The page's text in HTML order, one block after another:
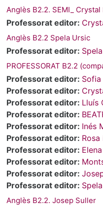
Anglès B2.2. SEMI_
Professorat editor:
Anglès B2.2 Spela Ursic
Professorat editor:
PROFESSORAT B2.2
Professorat editor:
Professorat editor:
Professorat editor: Lluís
Professorat editor:
Professorat editor: Inés
Professorat editor: Rosa
Professorat editor:
Professorat editor:
Professorat editor:
Professorat editor:
Anglès B2.2. Josep Suller